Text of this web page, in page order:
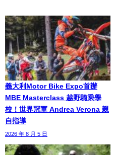
義大利Motor Bike Expo首辦
MBE Masterclass 越野騎乘學
校！世界冠軍 Andrea Verona 親
自指導
2026 年 8 月 5 日